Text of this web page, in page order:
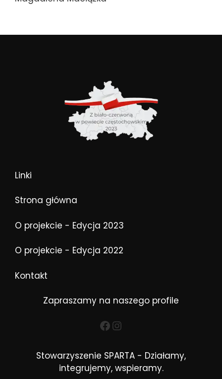
Linki
Strona główna
O projekcie - Edycja 2023
O projekcie - Edycja 2022
Kontakt
Zapraszamy na naszego profile
Facebook Instagram
Stowarzyszenie SPARTA - Działamy,
integrujemy, wspieramy.